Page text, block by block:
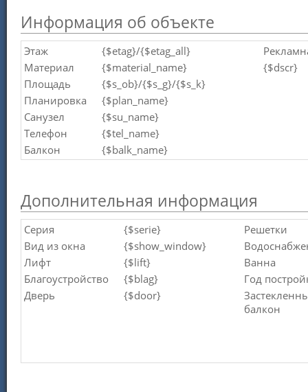
Информация об объекте
Этаж
{$etag}/{$etag_all}
Материал
{$material_name}
Площадь
{$s_ob}/{$s_g}/{$s_k}
Планировка
{$plan_name}
Санузел
{$su_name}
Телефон
{$tel_name}
Балкон
{$balk_name}
{$dscr}
Дополнительная информация
Серия
{$serie}
Вид из окна
{$show_window}
Лифт
{$lift}
Благоустройство
{$blag}
Дверь
{$door}
Решетки
Ванна
Год
балкон